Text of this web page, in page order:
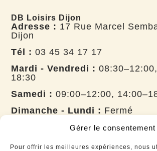
Gérer le consentement
Pour offrir les meilleures expériences, nous
DB Loisirs Dijon
Adresse : 17 Rue Marcel
Dijon
Tél :03 45 34 17 17
Mardi - Vendredi :
18:30
Samedi : 09:00–12:00,
Dimanche - Lundi : Fermé
8 Rue Belle ville,
Tél :03 53 63 15 17